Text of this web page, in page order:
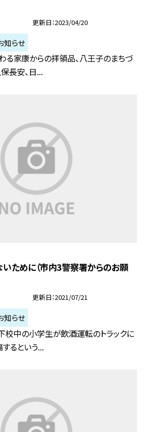
更新日 2023/04/20
知らせ
る家康からの拝領品、八王子のまちづ
長安、日...
ために（市内3警察署からのお願
更新日 2021/07/21
知らせ
校中の小学生が飲酒運転のトラックに
るという...